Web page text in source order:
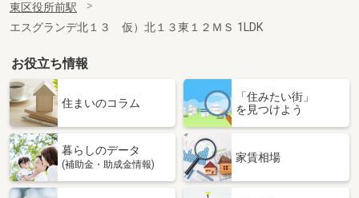
東区役所前駅
エスグランデ北１３ 仮）北１３東１２ＭＳ 1LDK
お役立ち情報
住まいのコラム
「住みたい街」
を見つけよう
暮らしのデータ
(補助金・助成金情報)
家賃相場